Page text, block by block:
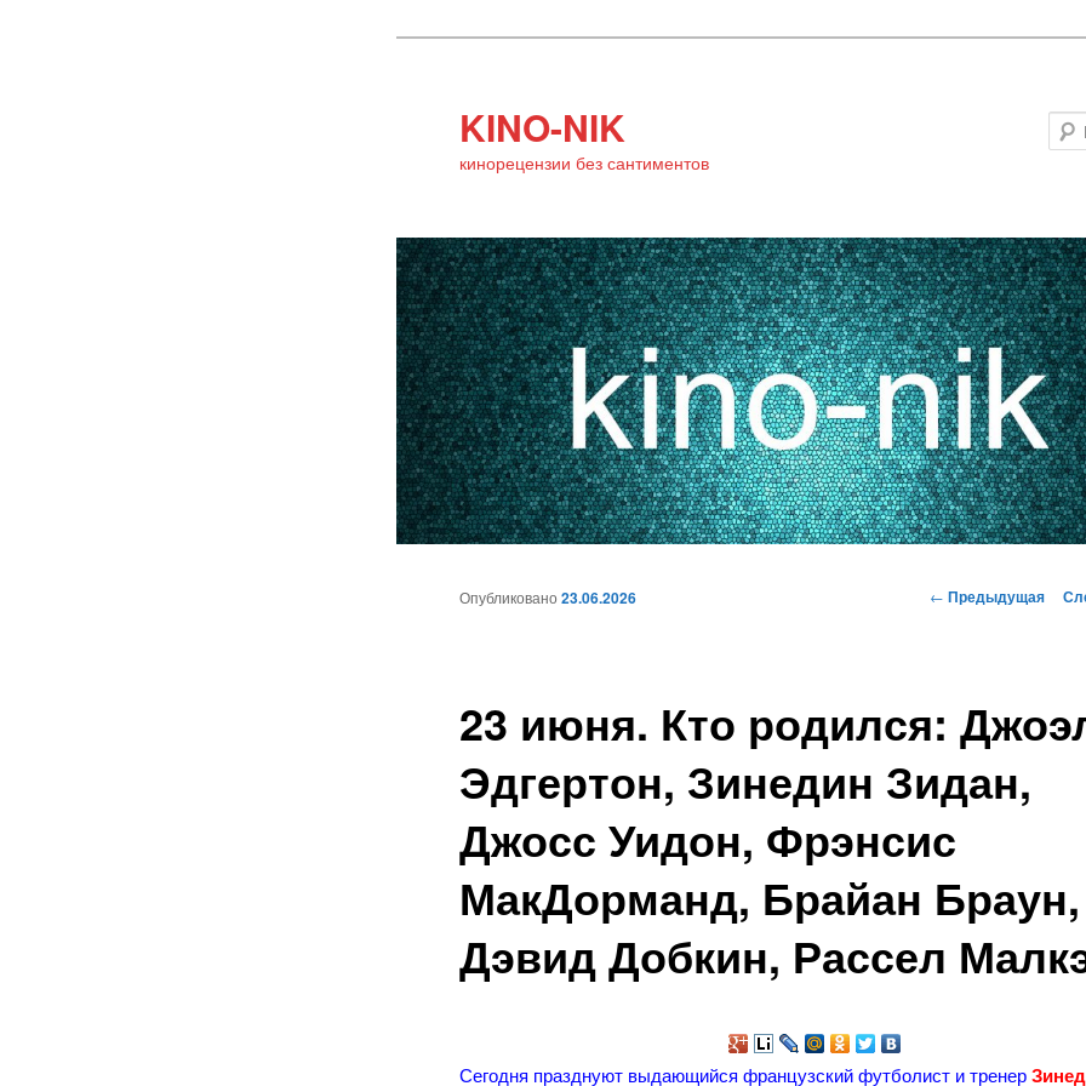
KINO-NIK
кинорецензии без сантиментов
Навигация
← Предыдущая
23 июня. Кто родился:
Эдгертон, Зинедин Зидан,
Джосс Уидон, Фрэнсис
МакДорманд, Брайан Браун,
Дэвид Добкин, Рассел
Опубликовано23.06.2026
Сегодня празднуют выдающийся французский футболист и тренер